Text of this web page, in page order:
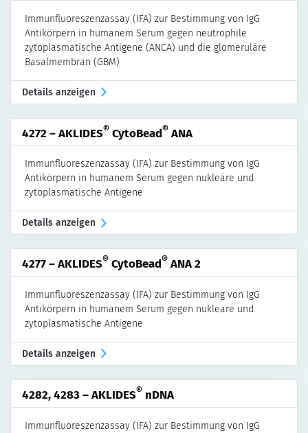
Immunfluoreszenzassay (IFA) zur Bestimmung von IgG
Antikörpern in humanem Serum gegen neutrophile
zytoplasmatische Antigene (ANCA) und die glomeruläre
Basalmembran (GBM)
Details anzeigen
4272 – AKLIDES® CytoBead® ANA
Immunfluoreszenzassay (IFA) zur Bestimmung von IgG
Antikörpern in humanem Serum gegen nukleäre und
zytoplasmatische Antigene
Details anzeigen
4277 – AKLIDES® CytoBead® ANA 2
Immunfluoreszenzassay (IFA) zur Bestimmung von IgG
Antikörpern in humanem Serum gegen nukleare und
zytoplasmatische Antigene
Details anzeigen
4282, 4283 – AKLIDES® nDNA
Immunfluoreszenzassay (IFA) zur Bestimmung von IgG